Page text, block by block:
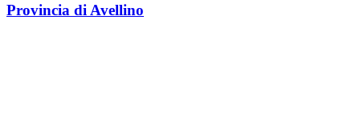
Provincia di Avellino